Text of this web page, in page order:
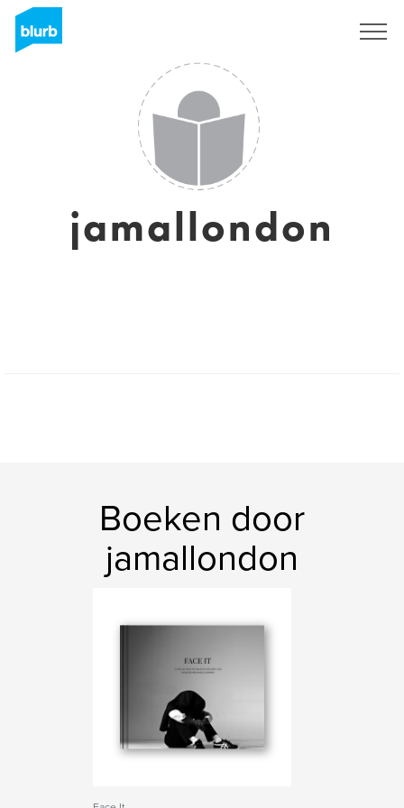
jamallondon
Boeken door
jamallondon